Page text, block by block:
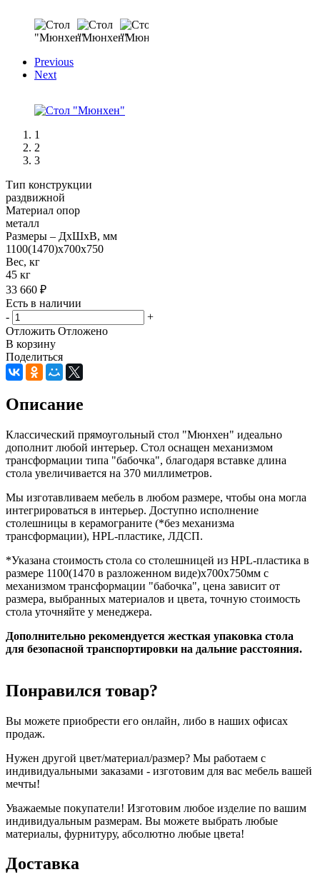
Previous
Next
1
2
3
Тип конструкции
раздвижной
Материал опор
металл
Размеры – ДхШхВ, мм
1100(1470)х700х750
Вес, кг
45 кг
33 660 ₽
Есть в наличии
-
+
Отложить Отложено
В корзину
Поделиться
Описание
Классический прямоугольный стол "Мюнхен" идеально
дополнит любой интерьер. Стол оснащен механизмом
трансформации типа "бабочка", благодаря вставке длина
стола увеличивается на 370 миллиметров.
Мы изготавливаем мебель в любом размере, чтобы она могла
интегрироваться в интерьер. Доступно исполнение
столешницы в керамограните (*без механизма
трансформации), HPL-пластике, ЛДСП.
*Указана стоимость стола со столешницей из HPL-пластика в
размере 1100(1470 в разложенном виде)х700х750мм с
механизмом трансформации "бабочка", цена зависит от
размера, выбранных материалов и цвета, точную стоимость
стола уточняйте у менеджера.
Дополнительно рекомендуется жесткая упаковка стола
для безопасной транспортировки на дальние расстояния.
Понравился товар?
Вы можете приобрести его онлайн, либо в наших офисах
продаж.
Нужен другой цвет/материал/размер? Мы работаем с
индивидуальными заказами - изготовим для вас мебель вашей
мечты!
Уважаемые покупатели! Изготовим любое изделие по вашим
индивидуальным размерам. Вы можете выбрать любые
материалы, фурнитуру, абсолютно любые цвета!
Доставка